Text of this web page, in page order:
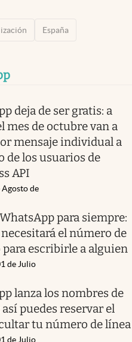
España
deja de ser gratis: a
mes de octubre van a
mensaje individual a
de los usuarios de
API
Agosto de
para siempre:
el número de
escribirle a alguien
de Julio
lanza los nombres de
puedes reservar el
tu número de línea
de Julio